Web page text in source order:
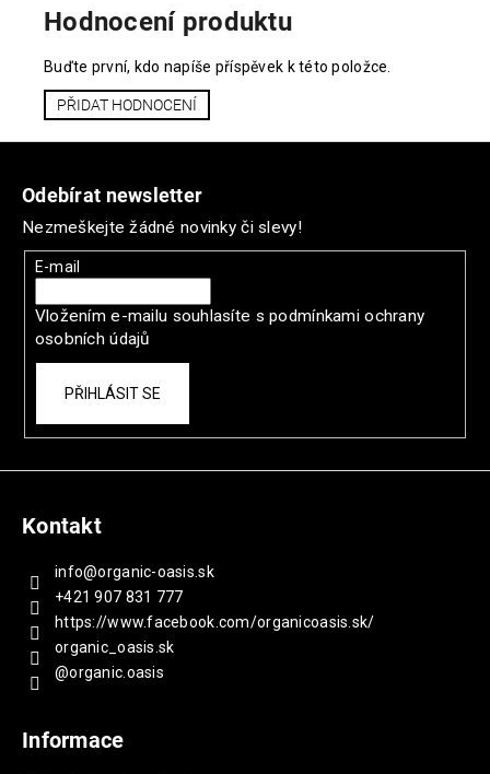
Hodnocení produktu
Buďte první, kdo napíše příspěvek k této položce.
PŘIDAT HODNOCENÍ
Odebírat newsletter
Nezmeškejte žádné novinky či slevy!
E-mail
Vložením e-mailu souhlasíte spodmínkami ochrany
osobních údajů
PŘIHLÁSIT SE
Kontakt
info@organic-oasis.sk
+421 907 831 777
https://www.facebook.com/organicoasis.sk/
organic_oasis.sk
@organic.oasis
Informace